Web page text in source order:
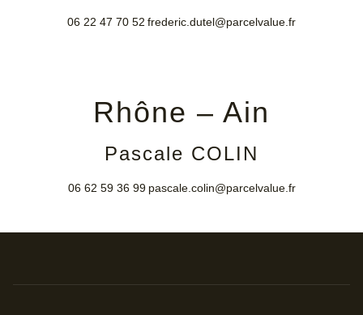
06 22 47 70 52 frederic.dutel@parcelvalue.fr
Rhône – Ain
Pascale COLIN
06 62 59 36 99 pascale.colin@parcelvalue.fr